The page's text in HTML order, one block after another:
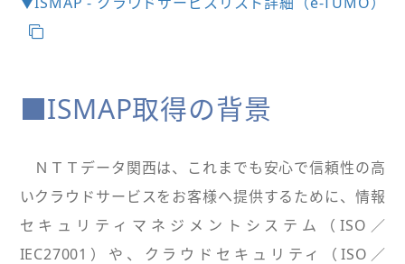
■ISMAP取得の背景
ＮＴＴデータ関西は、これまでも安心で信頼性の高
いクラウドサービスをお客様へ提供するために、情報
セキュリティマネジメントシステム（ISO／
IEC27001）や、クラウドセキュリティ（ISO／